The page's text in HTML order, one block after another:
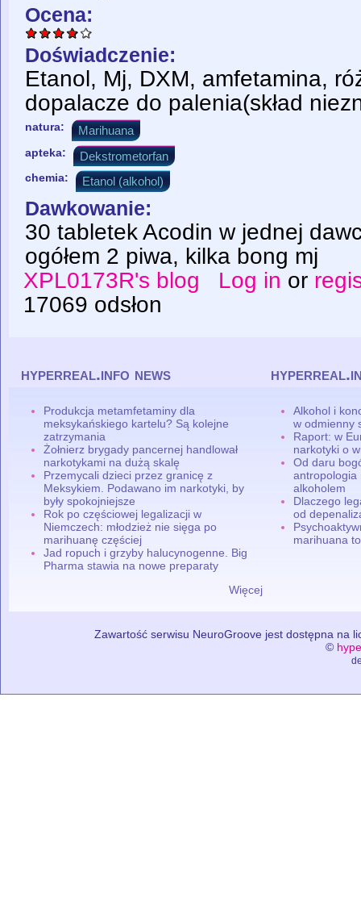
Ocena:
Doświadczenie:
Etanol, Mj, DXM, amfetamina,
dopalacze do palenia(skład
natura: Marihuana
apteka: Dekstrometorfan
chemia: Etanol (alkohol)
Dawkowanie:
30 tabletek Acodin w jednej
ogółem 2 piwa, kilka bong mj
XPL0173R's blog
Log in or
17069 odsłon
hyperreal.info news
Produkcja metamfetaminy dla
meksykańskiego kartelu? Są kolejne
zatrzymania
Żołnierz brygady pancernej handlował
narkotykami na dużą skalę
Przemycali dzieci przez granicę z
Meksykiem. Podawano im narkotyki, by
były spokojniejsze
Rok po częściowej legalizacji w
Niemczech: młodzież nie sięga po
marihuanę częściej
Jad ropuch i grzyby halucynogenne. Big
Pharma stawia na nowe preparaty
Więcej
Alkohol i
w odmienny
Raport: w
narkotyki o
Od daru
antropologia
alkoholem
Dlaczego
od
marihuana
Zawartość serwisu NeuroGroove jest dostępna na
©